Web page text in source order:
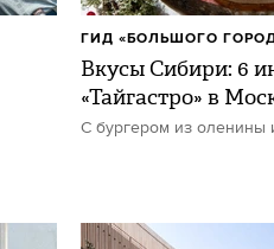
Вкусы Сибири: 6
«Тайгастро» в
С бургером из оленины
ГИД «БОЛЬШОГО